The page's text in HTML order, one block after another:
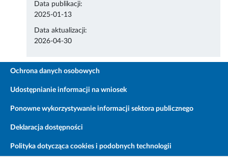
Data publikacji:
2025-01-13
Data aktualizacji:
2026-04-30
Ochrona danych osobowych
Udostępnianie informacji na wniosek
Ponowne wykorzystywanie informacji sektora publicznego
Deklaracja dostępności
Polityka dotycząca cookies i podobnych technologii